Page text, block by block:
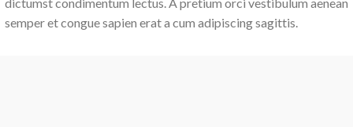
dictumst condimentum lectus. A pretium orci vestibulum aenean
semper et congue sapien erat a cum adipiscing sagittis.